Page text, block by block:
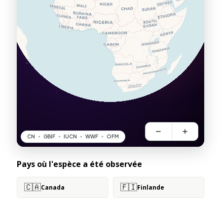
Pays où l'espèce a été observée
🇨🇦Canada 🇫🇮Finlande